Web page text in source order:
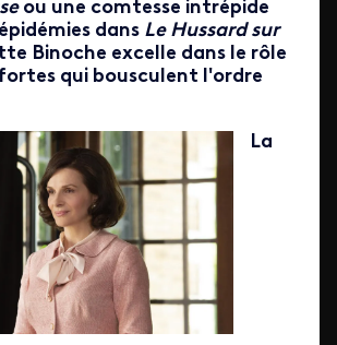
ou une comtesse intrépide
dans Le Hussard sur
Binoche excelle dans le rôle
qui bousculent l'ordre
La